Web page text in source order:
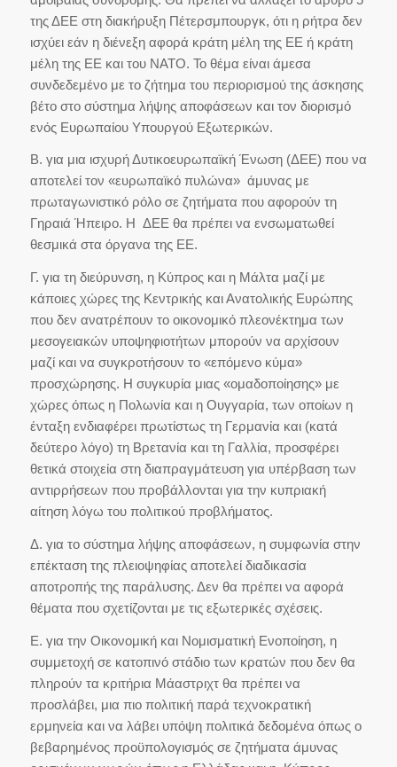
της ΔΕΕ στη διακήρυξη Πέτερσμπουργκ, ότι η ρήτρα δεν
ισχύει εάν η διένεξη αφορά κράτη μέλη της ΕΕ ή κράτη
μέλη της ΕΕ και του ΝΑΤΟ. Το θέμα είναι άμεσα
συνδεδεμένο με το ζήτημα του περιορισμού της άσκησης
βέτο στο σύστημα λήψης αποφάσεων και τον διορισμό
ενός Ευρωπαίου Υπουργού Εξωτερικών.
Β. για μια ισχυρή Δυτικοευρωπαϊκή Ένωση (ΔΕΕ) που να
αποτελεί τον «ευρωπαϊκό πυλώνα» άμυνας με
πρωταγωνιστικό ρόλο σε ζητήματα που αφορούν τη
Γηραιά Ήπειρο. Η ΔΕΕ θα πρέπει να ενσωματωθεί
θεσμικά στα όργανα της ΕΕ.
Γ. για τη διεύρυνση, η Κύπρος και η Μάλτα μαζί με
κάποιες χώρες της Κεντρικής και Ανατολικής Ευρώπης
που δεν ανατρέπουν το οικονομικό πλεονέκτημα των
μεσογειακών υποψηφιοτήτων μπορούν να αρχίσουν
μαζί και να συγκροτήσουν το «επόμενο κύμα»
προσχώρησης. Η συγκυρία μιας «ομαδοποίησης» με
χώρες όπως η Πολωνία και η Ουγγαρία, των οποίων η
ένταξη ενδιαφέρει πρωτίστως τη Γερμανία και (κατά
δεύτερο λόγο) τη Βρετανία και τη Γαλλία, προσφέρει
θετικά στοιχεία στη διαπραγμάτευση για υπέρβαση των
αντιρρήσεων που προβάλλονται για την κυπριακή
αίτηση λόγω του πολιτικού προβλήματος.
Δ. για το σύστημα λήψης αποφάσεων, η συμφωνία στην
επέκταση της πλειοψηφίας αποτελεί διαδικασία
αποτροπής της παράλυσης. Δεν θα πρέπει να αφορά
θέματα που σχετίζονται με τις εξωτερικές σχέσεις.
Ε. για την Οικονομική και Νομισματική Ενοποίηση, η
συμμετοχή σε κατοπινό στάδιο των κρατών που δεν θα
πληρούν τα κριτήρια Μάαστριχτ θα πρέπει να
προσλάβει, μια πιο πολιτική παρά τεχνοκρατική
ερμηνεία και να λάβει υπόψη πολιτικά δεδομένα όπως ο
βεβαρημένος προϋπολογισμός σε ζητήματα άμυνας